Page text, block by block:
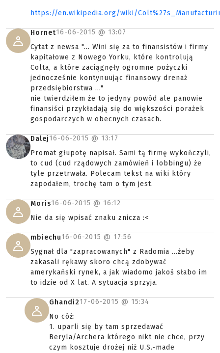
https://en.wikipedia.org/wiki/
Hornet16-06-2015 @ 13:07
Cytat z newsa "... Wini się za to finansistów i firmy
kapitałowe z Nowego Yorku, które kontrolują
Colta, a które zaciągnęły ogromne pożyczki
jednocześnie kontynuując finansowy drenaż
przedsiębiorstwa ..."
nie twierdziłem że to jedyny powód ale panowie
finansiści przykładają się do większości porażek
gospodarczych w obecnych czasach.
Dalej16-06-2015 @ 13:17
Promat głupotę napisał. Sami tą firmę wykończyli,
to cud (cud rządowych zamówień i lobbingu) że
tyle przetrwała. Polecam tekst na wiki który
zapodałem, trochę tam o tym jest.
Moris16-06-2015 @ 16:12
Nie da się wpisać znaku znicza :<
mbiechu16-06-2015 @ 17:56
Sygnał dla "zapracowanych" z Radomia ...żeby
zakasali rękawy skoro chcą zdobywać
amerykański rynek, a jak wiadomo jakoś słabo im
to idzie od X lat. A sytuacja sprzyja.
Ghandi217-06-2015 @ 15:34
No cóż:
1. uparli się by tam sprzedawać
Beryla/Archera którego nikt nie chce, przy
czym kosztuje drożej niż U.S.-made